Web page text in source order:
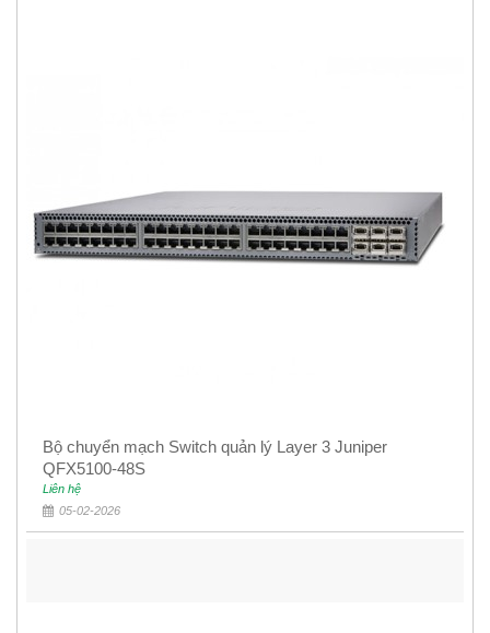
Bộ chuyển mạch Switch quản lý Layer 3 Juniper
QFX5100-48S
Liên hệ
05-02-2026